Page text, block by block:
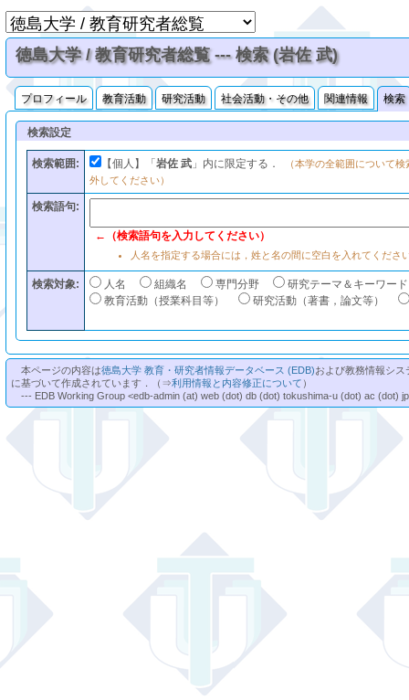
徳島大学 / 教育研究者総覧 --- 検索 (岩佐 武)
プロフィール 教育活動 研究活動 社会活動・その他 関連情報 検索
検索設定
検索範囲: 【個人】「 岩佐 武」内に限定する．
（本学の全範囲について
外してください）
検索語句:
←（検索語句を入力してください）
人名を指定する場合には，姓と名の間に空白を入れてくださ
検索対象: 人名 組織名 専門分野
研究テーマ＆キーワード
教育活動（授業科目等）
研究活動（著書，論文等）
本ページの内容は徳島大学 教育・研究者情報データベース (EDB)および教務情報シ
に基づいて作成されています．（⇒利用情報と内容修正について ）
--- EDB Working Group <edb-admin (at) web (dot) db (dot) tokushima-u (dot) ac (dot)